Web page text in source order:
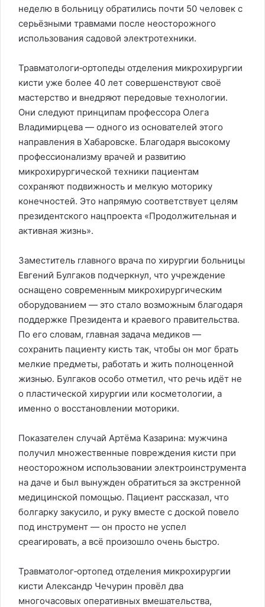
неделю в больницу обратились почти 50 человек с
серьёзными травмами после неосторожного
использования садовой электротехники.
Травматологи‑ортопеды отделения микрохирургии
кисти уже более 40 лет совершенствуют своё
мастерство и внедряют передовые технологии.
Они следуют принципам профессора Олега
Владимирцева — одного из основателей этого
направления в Хабаровске. Благодаря высокому
профессионализму врачей и развитию
микрохирургической техники пациентам
сохраняют подвижность и мелкую моторику
конечностей. Это напрямую соответствует целям
президентского нацпроекта «Продолжительная и
активная жизнь».
Заместитель главного врача по хирургии больницы
Евгений Булгаков подчеркнул, что учреждение
оснащено современным микрохирургическим
оборудованием — это стало возможным благодаря
поддержке Президента и краевого правительства.
По его словам, главная задача медиков —
сохранить пациенту кисть так, чтобы он мог брать
мелкие предметы, работать и жить полноценной
жизнью. Булгаков особо отметил, что речь идёт не
о пластической хирургии или косметологии, а
именно о восстановлении моторики.
Показателен случай Артёма Казарина: мужчина
получил множественные повреждения кисти при
неосторожном использовании электроинструмента
на даче и был вынужден обратиться за экстренной
медицинской помощью. Пациент рассказал, что
болгарку закусило, и руку вместе с доской повело
под инструмент — он просто не успел
среагировать, а всё произошло очень быстро.
Травматолог‑ортопед отделения микрохирургии
кисти Александр Чечурин провёл два
многочасовых оперативных вмешательства,